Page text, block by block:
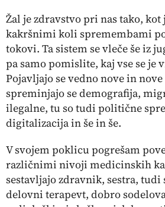
Žal je zdravstvo pri nas tako, kot
kakršnimi koli spremembami
tokovi. Ta sistem se vleče še iz
pa samo pomislite, kaj vse se je
Pojavljajo se vedno nove in
spreminjajo se demografija,
ilegalne, tu so tudi politične
digitalizacija in še in še.
V svojem poklicu pogrešam
različnimi nivoji medicinskih
sestavljajo zdravnik, sestra, tudi
delovni terapevt, dobro